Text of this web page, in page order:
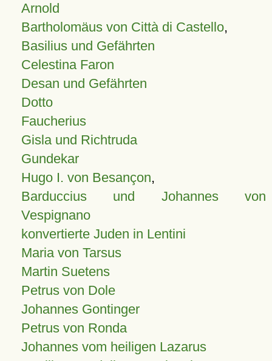
Arnold
Bartholomäus von Città di Castello,
Basilius und Gefährten
Celestina Faron
Desan und Gefährten
Dotto
Faucherius
Gisla und Richtruda
Gundekar
Hugo I. von Besançon,
Barduccius und Johannes von
Vespignano
konvertierte Juden in Lentini
Maria von Tarsus
Martin Suetens
Petrus von Dole
Johannes Gontinger
Petrus von Ronda
Johannes vom heiligen Lazarus